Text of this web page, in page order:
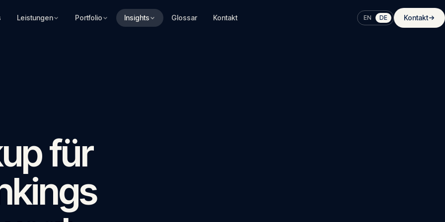
Leistungen Portfolio Insights Glossar Kontakt EN DE Kontakt
für